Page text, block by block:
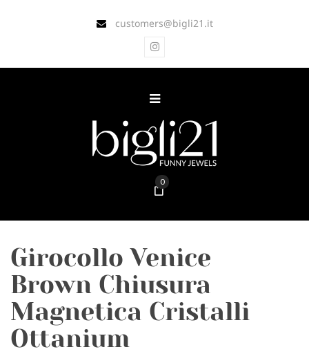
customers@bigli21.it
0
Girocollo Venice
Brown Chiusura
Magnetica Cristalli
Ottanium